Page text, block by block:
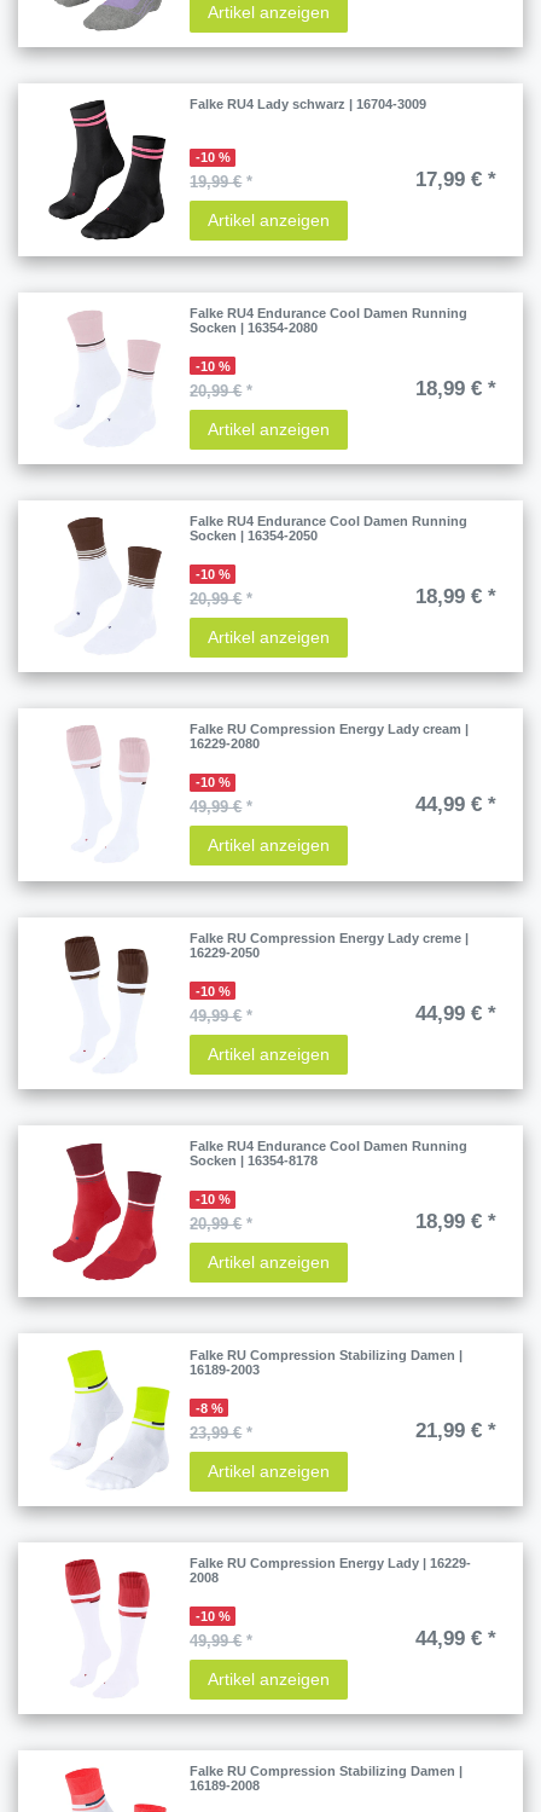
Artikel anzeigen
Falke RU4 Lady schwarz | 16704-3009
-10 %
19,99 €* 17,99 € *
Artikel anzeigen
Falke RU4 Endurance Cool Damen Running
Socken | 16354-2080
-10 %
20,99 €* 18,99 € *
Artikel anzeigen
Falke RU4 Endurance Cool Damen Running
Socken | 16354-2050
-10 %
20,99 €* 18,99 € *
Artikel anzeigen
Falke RU Compression Energy Lady cream |
16229-2080
-10 %
49,99 €* 44,99 € *
Artikel anzeigen
Falke RU Compression Energy Lady creme |
16229-2050
-10 %
49,99 €* 44,99 € *
Artikel anzeigen
Falke RU4 Endurance Cool Damen Running
Socken | 16354-8178
-10 %
20,99 €* 18,99 € *
Artikel anzeigen
Falke RU Compression Stabilizing Damen |
16189-2003
-8 %
23,99 €* 21,99 € *
Artikel anzeigen
Falke RU Compression Energy Lady | 16229-
2008
-10 %
49,99 €* 44,99 € *
Artikel anzeigen
Falke RU Compression Stabilizing Damen |
16189-2008